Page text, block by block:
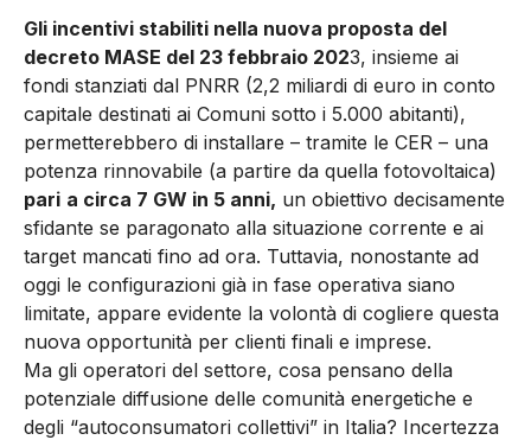
Gli incentivi stabiliti nella nuova proposta del
decreto MASE del 23 febbraio 2023, insieme ai
fondi stanziati dal PNRR (2,2 miliardi di euro in conto
capitale destinati ai Comuni sotto i 5.000 abitanti),
permetterebbero di installare – tramite le CER – una
potenza rinnovabile (a partire da quella fotovoltaica)
pari a circa 7 GW in 5 anni, un obiettivo decisamente
sfidante se paragonato alla situazione corrente e ai
target mancati fino ad ora. Tuttavia, nonostante ad
oggi le configurazioni già in fase operativa siano
limitate, appare evidente la volontà di cogliere questa
nuova opportunità per clienti finali e imprese.
Ma gli operatori del settore, cosa pensano della
potenziale diffusione delle comunità energetiche e
degli “autoconsumatori collettivi” in Italia? Incertezza